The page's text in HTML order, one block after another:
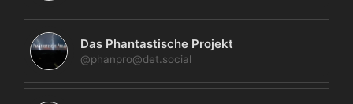
Das Phantastische Projekt
@phanpro@det.social